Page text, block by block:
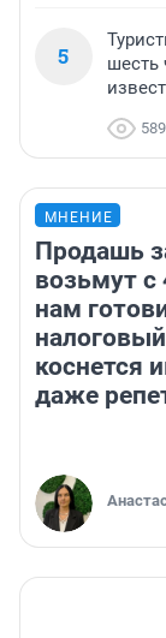
5
шесть
589
МНЕНИЕ
Продашь
возьмут с
нам
коснется
даже